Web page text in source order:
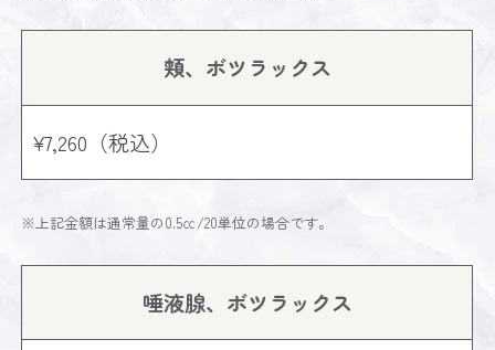
頬、ボツラックス
¥7,260（税込）
※上記金額は通常量の0.5㏄/20単位の場合です。
唾液腺、ボツラックス